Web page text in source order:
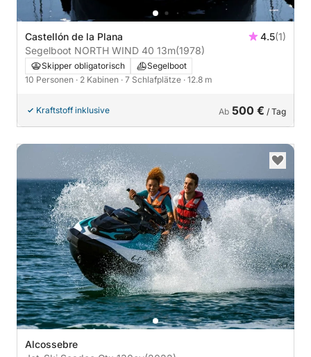
Castellón de la Plana 4.5(1)
Segelboot NORTH WIND 40 13m(1978)
Skipper obligatorisch
Segelboot
10 Personen · 2 Kabinen · 7 Schlafplätze · 12.8 m
Kraftstoff inklusive Ab 500 € / Tag
Alcossebre